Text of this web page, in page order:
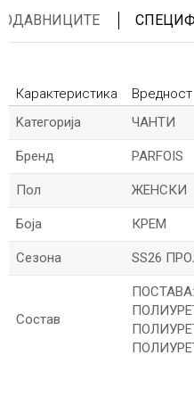
Карактеристика
Вредност
Kатегорија
ЧАНТИ
Бренд PARFOIS
Пол ЖЕНСКИ
Боја КРЕМ
Сезона SS26
Состав